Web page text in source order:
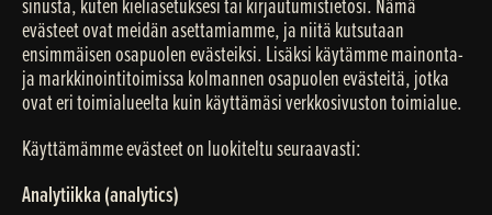
evästeet ovat meidän asettamiamme, ja niitä kutsutaan
ensimmäisen osapuolen evästeiksi. Lisäksi käytämme mainonta-
ja markkinointitoimissa kolmannen osapuolen evästeitä, jotka
ovat eri toimialueelta kuin käyttämäsi verkkosivuston toimialue.
Käyttämämme evästeet on luokiteltu seuraavasti:
Analytiikka (analytics)